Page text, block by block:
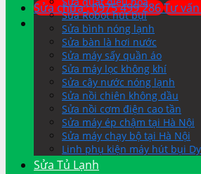
Sửa chữa : 0975 499 286Tư
Sửa Robot hút bụi
Sửa bình nóng lạnh
Sửa bàn là hơi nước
Sửa máy sấy quần áo
Sửa máy lọc không khí
Sửa cây nước nóng lạnh
Sửa nồi chiên không dầu
Sửa nồi cơm điện cao tần
Sửa máy ép chậm tại Hà Nội
Sửa máy chạy bộ tại Hà Nội
Linh phụ kiện máy hút bụi
Sửa Tủ Lạnh